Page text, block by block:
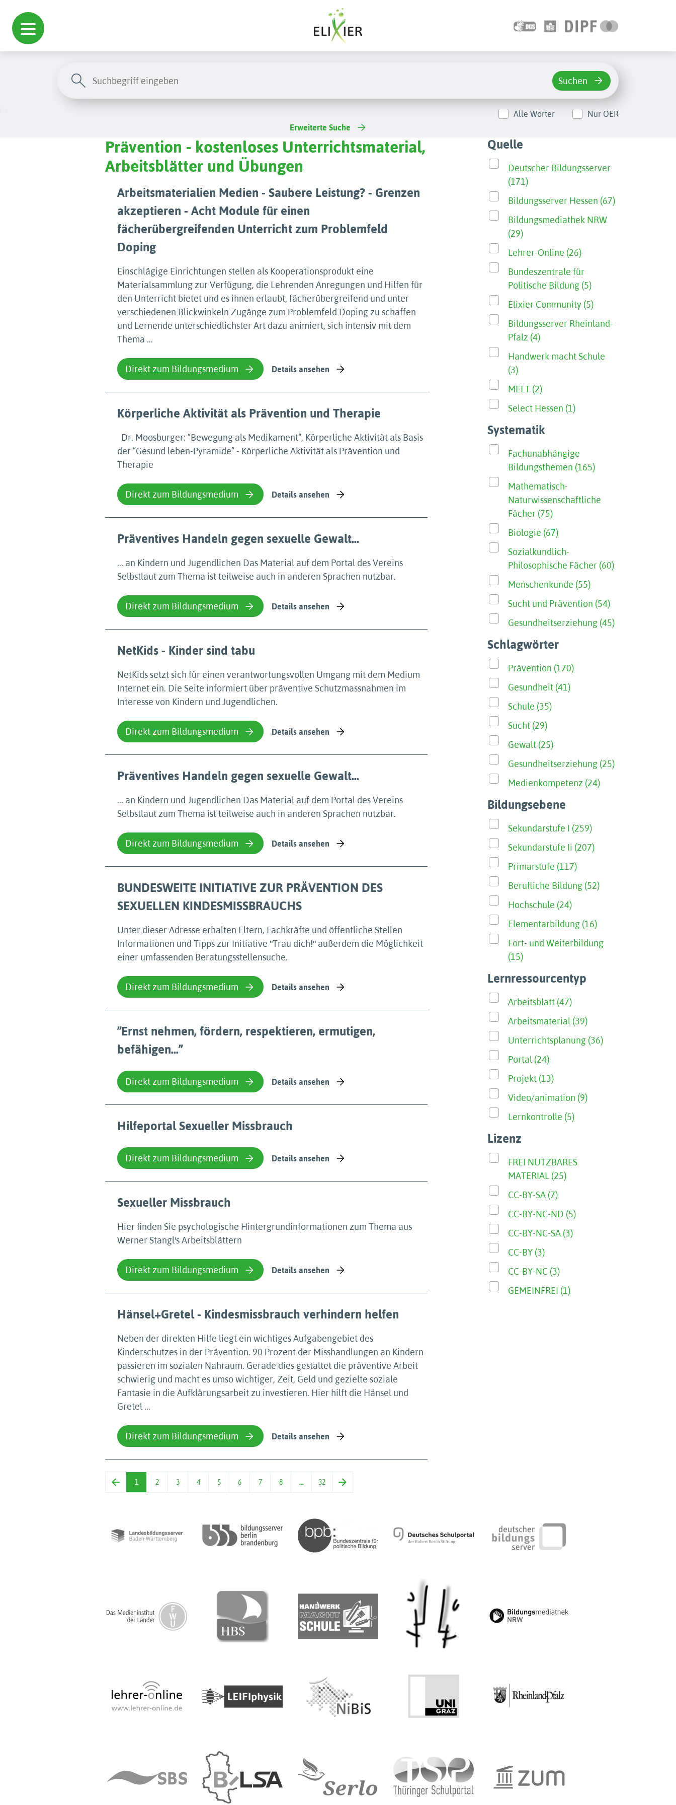
Suchen
Alle Wörter
Nur OER
Erweiterte Suche
Prävention - kostenloses Unterrichtsmaterial,
Arbeitsblätter und Übungen
Arbeitsmaterialien Medien - Saubere Leistung? - Grenzen
akzeptieren - Acht Module für einen
fächerübergreifenden Unterricht zum Problemfeld
Doping
Einschlägige Einrichtungen stellen als Kooperationsprodukt eine
Materialsammlung zur Verfügung, die Lehrenden Anregungen und Hilfen für
den Unterricht bietet und es ihnen erlaubt, fächerübergreifend und unter
verschiedenen Blickwinkeln Zugänge zum Problemfeld Doping zu schaffen
und Lernende unterschiedlichster Art dazu animiert, sich intensiv mit dem
Thema ...
Direkt zum Bildungsmedium Details ansehen
Körperliche Aktivität als Prävention und Therapie
Dr. Moosburger: “Bewegung als Medikament“, Körperliche Aktivität als Basis
der “Gesund leben-Pyramide“ - Körperliche Aktivität als Prävention und
Therapie
Direkt zum Bildungsmedium Details ansehen
Präventives Handeln gegen sexuelle Gewalt...
... an Kindern und Jugendlichen Das Material auf dem Portal des Vereins
Selbstlaut zum Thema ist teilweise auch in anderen Sprachen nutzbar.
Direkt zum Bildungsmedium Details ansehen
NetKids - Kinder sind tabu
NetKids setzt sich für einen verantwortungsvollen Umgang mit dem Medium
Internet ein. Die Seite informiert über präventive Schutzmassnahmen im
Interesse von Kindern und Jugendlichen.
Direkt zum Bildungsmedium Details ansehen
Präventives Handeln gegen sexuelle Gewalt...
... an Kindern und Jugendlichen Das Material auf dem Portal des Vereins
Selbstlaut zum Thema ist teilweise auch in anderen Sprachen nutzbar.
Direkt zum Bildungsmedium Details ansehen
BUNDESWEITE INITIATIVE ZUR PRÄVENTION DES
SEXUELLEN KINDESMISSBRAUCHS
Unter dieser Adresse erhalten Eltern, Fachkräfte und öffentliche Stellen
Informationen und Tipps zur Initiative ʺTrau dich!ʺ außerdem die Möglichkeit
einer umfassenden Beratungsstellensuche.
Direkt zum Bildungsmedium Details ansehen
”Ernst nehmen, fördern, respektieren, ermutigen,
befähigen...”
Direkt zum Bildungsmedium Details ansehen
Hilfeportal Sexueller Missbrauch
Direkt zum Bildungsmedium Details ansehen
Sexueller Missbrauch
Hier finden Sie psychologische Hintergrundinformationen zum Thema aus
Werner Stangl′s Arbeitsblättern
Direkt zum Bildungsmedium Details ansehen
Hänsel+Gretel - Kindesmissbrauch verhindern helfen
Neben der direkten Hilfe liegt ein wichtiges Aufgabengebiet des
Kinderschutzes in der Prävention. 90 Prozent der Misshandlungen an Kindern
passieren im sozialen Nahraum. Gerade dies gestaltet die präventive Arbeit
schwierig und macht es umso wichtiger, Zeit, Geld und gezielte soziale
Fantasie in die Aufklärungsarbeit zu investieren. Hier hilft die Hänsel und
Gretel ...
Direkt zum Bildungsmedium Details ansehen
1 2 3 4 5 6 7 8 … 32
Quelle
Deutscher Bildungsserver
(171)
Bildungsserver Hessen (67)
Bildungsmediathek NRW
(29)
Lehrer-Online (26)
Bundeszentrale für
Politische Bildung (5)
Elixier Community (5)
Bildungsserver Rheinland-
Pfalz (4)
Handwerk macht Schule
(3)
MELT (2)
Select Hessen (1)
Systematik
Fachunabhängige
Bildungsthemen (165)
Mathematisch-
Naturwissenschaftliche
Fächer (75)
Biologie (67)
Sozialkundlich-
Philosophische Fächer (60)
Menschenkunde (55)
Sucht und Prävention (54)
Gesundheitserziehung (45)
Schlagwörter
Prävention (170)
Gesundheit (41)
Schule (35)
Sucht (29)
Gewalt (25)
Gesundheitserziehung (25)
Medienkompetenz (24)
Bildungsebene
Sekundarstufe I (259)
Sekundarstufe Ii (207)
Primarstufe (117)
Berufliche Bildung (52)
Hochschule (24)
Elementarbildung (16)
Fort- und Weiterbildung
(15)
Lernressourcentyp
Arbeitsblatt (47)
Arbeitsmaterial (39)
Unterrichtsplanung (36)
Portal (24)
Projekt (13)
Video/animation (9)
Lernkontrolle (5)
Lizenz
FREI NUTZBARES
MATERIAL (25)
CC-BY-SA (7)
CC-BY-NC-ND (5)
CC-BY-NC-SA (3)
CC-BY (3)
CC-BY-NC (3)
GEMEINFREI (1)